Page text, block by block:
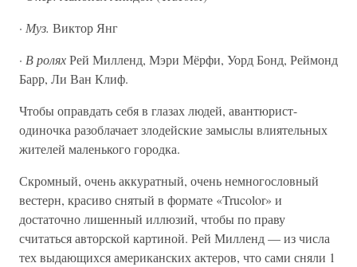
· Муз. Виктор Янг
· В роляхРей Милленд, Мэри Мёрфи, Уорд Бонд, Реймонд
Барр, Ли Ван Клиф.
Чтобы оправдать себя в глазах людей, авантюрист-
одиночка разоблачает злодейские замыслы влиятельных
жителей маленького городка.
Скромный, очень аккуратный, очень немногословный
вестерн, красиво снятый в формате «Trucolor» и
достаточно лишенный иллюзий, чтобы по праву
считаться авторской картиной. Рей Милленд — из числа
тех выдающихся американских актеров, что сами сняли 1